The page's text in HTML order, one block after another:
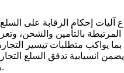
آليات إحكام الرقابة على
المرتبطة بالتأمين والشحن،
بما يواكب متطلبات تيسير
انسيابية تدفق السلع
بصورة منتظمة.